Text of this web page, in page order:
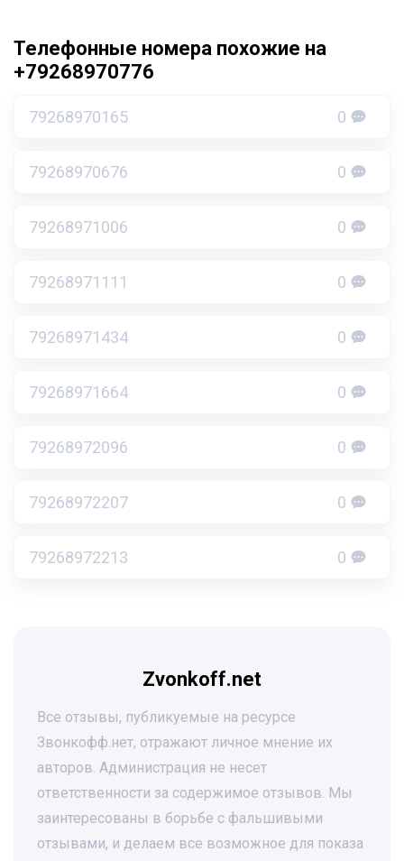
Телефонные номера похожие на
+79268970776
79268970165 0
79268970676 0
79268971006 0
79268971111 0
79268971434 0
79268971664 0
79268972096 0
79268972207 0
79268972213 0
Zvonkoff.net
Все отзывы, публикуемые на ресурсе
Звонкофф.нет, отражают личное мнение их
авторов. Администрация не несет
ответственности за содержимое отзывов. Мы
заинтересованы в борьбе с фальшивыми
отзывами, и делаем все возможное для показа